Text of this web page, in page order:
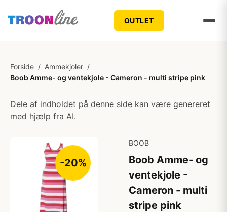
OUTLET
Forside / Ammekjoler /
Boob Amme- og ventekjole - Cameron - multi stripe pink
Dele af indholdet på denne side kan være genereret
med hjælp fra AI.
-20%
BOOB
Boob Amme- og
ventekjole -
Cameron - multi
stripe pink